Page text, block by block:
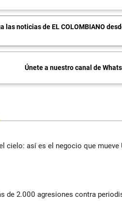
las noticias de EL COLOMBIANO
Únete a nuestro canal de
cielo: así es el negocio que
de 2.000 agresiones contra